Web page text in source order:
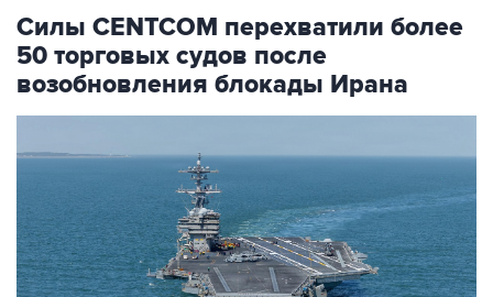
Силы CENTCOM перехватили более
50 торговых судов после
возобновления блокады Ирана